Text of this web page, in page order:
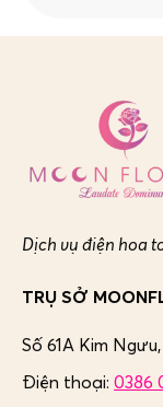
Dịch vụ điện hoa
TRỤ SỞ
Số 61A Kim
Điện thoại: 0386